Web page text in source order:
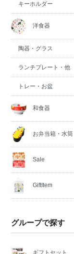
キーホルダー
洋食器
陶器・グラス
ランチプレート・他
トレー・お盆
和食器
お弁当箱・水筒
Sale
GiftItem
グループで探す
ギフトセット